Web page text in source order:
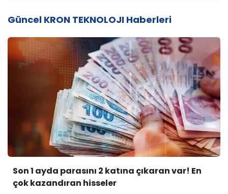
Güncel KRON TEKNOLOJI Haberleri
Son 1 ayda parasını 2 katına çıkaran var! En
çok kazandıran hisseler